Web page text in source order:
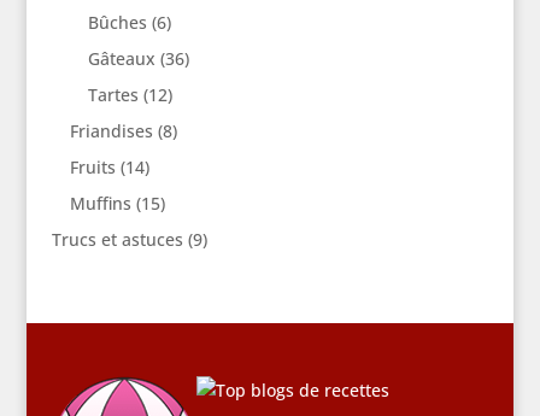
Bûches (6)
Gâteaux (36)
Tartes (12)
Friandises (8)
Fruits (14)
Muffins (15)
Trucs et astuces (9)